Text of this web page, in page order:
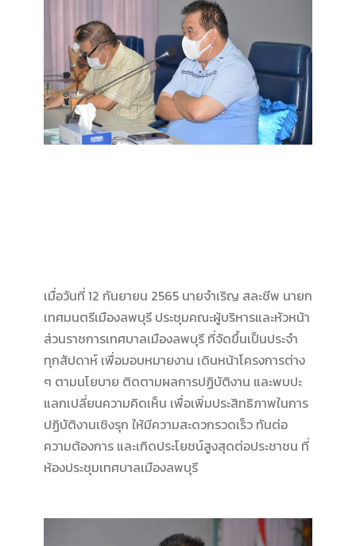
เมื่อวันที่ 12 กันยายน 2565 นายจำเริญ สละชีพ นายก
เทศมนตรีเมืองลพบุรี ประชุมคณะผู้บริหารและหัวหน้า
ส่วนราชการเทศบาลเมืองลพบุรี ที่จัดขึ้นเป็นประจำ
ทุกสัปดาห์ เพื่อมอบหมายงาน เดินหน้าโครงการต่าง
ๆ ตามนโยบาย ติดตามผลการปฏิบัติงาน และพบปะ
แลกเปลี่ยนความคิดเห็น เพื่อเพิ่มประสิทธิภาพในการ
ปฏิบัติงานเชิงรุก ให้มีความสะดวกรวดเร็ว ทันต่อ
ความต้องการ และเกิดประโยชน์สูงสุดต่อประชาชน ที่
ห้องประชุมเทศบาลเมืองลพบุรี